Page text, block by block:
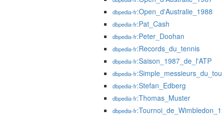
dbpedia-fr:Open_d'Australie_1988
dbpedia-fr:Pat_Cash
dbpedia-fr:Peter_Doohan
dbpedia-fr:Records_du_tennis
dbpedia-fr:Saison_1987_de_l'ATP
dbpedia-fr
dbpedia-fr:Stefan_Edberg
dbpedia-fr:Thomas_Muster
dbpedia-fr